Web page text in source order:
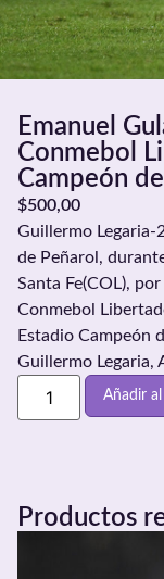
Emanuel
Conmebol
Campeón
$500,00
Guillermo Legaria-
de Peñarol,
Santa Fe(COL),
Conmebol
Estadio Campeón
Guillermo Legaria,
Añadir
Productos